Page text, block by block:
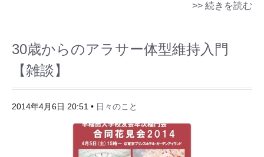
>> 続きを読む
30歳からのアラサー体型維持入門
【雑談】
2014年4月6日 20:51 • 日々のこと